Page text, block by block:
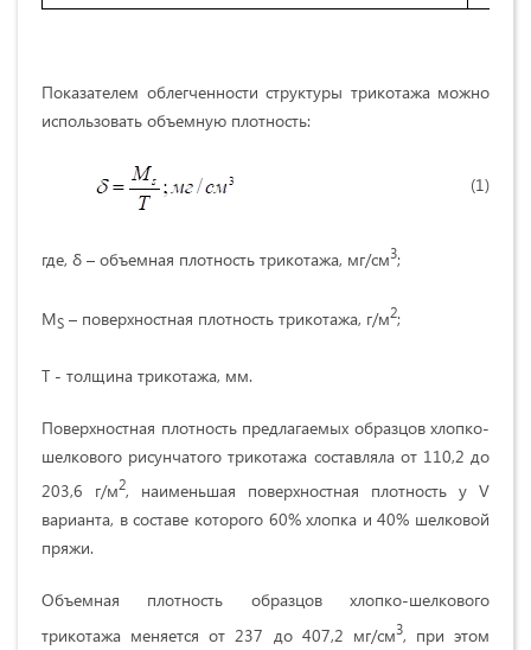
Показателем облегченности структуры трикотажа можно
использовать объемную плотность:
(1)
где, δ – объемная плотность трико­тажа, мг/см3;
MS – поверхностная плотность три­котажа, г/м2;
T - толщина трикотажа, мм.
Поверхностная плотность предлагаемых образцов хлопко-
шелкового рисунчатого трикотажа составляла от 110,2 до
203,6 г/м2, наименьшая поверхностная плотность у V
варианта, в составе которого 60% хлопка и 40% шелковой
пряжи.
Объемная плотность образцов хлопко-шелкового
трикотажа меняется от 237 до 407,2 мг/см3, при этом